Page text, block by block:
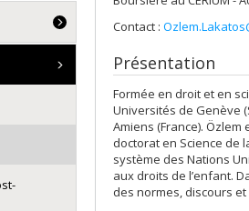
Contact :
Présentation
Formée en droit et en
Universités de Genève
Amiens (France).
doctorat en Science de
système des Nations
aux droits de l’enfant.
des normes, discours